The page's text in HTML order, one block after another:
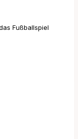
Fußballspiel